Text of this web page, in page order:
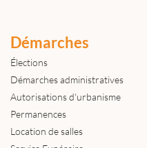
Démarches
Élections
Démarches administratives
Autorisations d'urbanisme
Permanences
Location de salles